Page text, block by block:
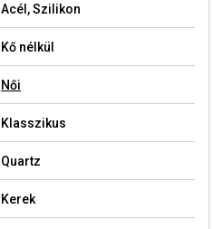
Acél, Szilikon
Kő nélkül
Női
Klasszikus
Quartz
Kerek